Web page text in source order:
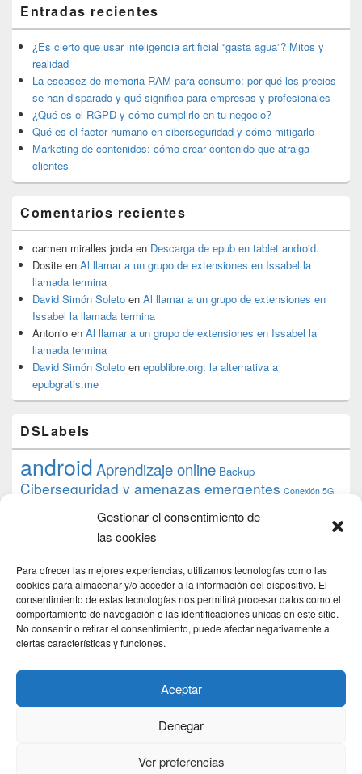
Gestionar el consentimiento de
las cookies
Para ofrecer las mejores experiencias, utilizamos tecnologías como las
cookies para almacenar y/o acceder a la información del dispositivo. El
consentimiento de estas tecnologías nos permitirá procesar datos como el
comportamiento de navegación o las identificaciones únicas en este sitio.
No consentir o retirar el consentimiento, puede afectar negativamente a
ciertas características y funciones.
Aceptar
Denegar
Ver preferencias
área
de
widget
barra
lateral
primaria
Entradas recientes
¿Es cierto que usar inteligencia artificial “gasta agua”? Mitos y
realidad
La escasez de memoria RAM para consumo: por qué los precios
se han disparado y qué significa para empresas y profesionales
¿Qué es el RGPD y cómo cumplirlo en tu negocio?
Qué es el factor humano en ciberseguridad y cómo mitigarlo
Marketing de contenidos: cómo crear contenido que atraiga
clientes
Comentarios recientes
carmen miralles jorda en Descarga de epub en tablet android.
Dosite en Al llamar a un grupo de extensiones en Issabel la
llamada termina
David Simón Soleto en Al llamar a un grupo de extensiones en
Issabel la llamada termina
Antonio en Al llamar a un grupo de extensiones en Issabel la
llamada termina
David Simón Soleto en epublibre.org: la alternativa a
epubgratis.me
DSLabels
androidAprendizaje online Backup
Ciberseguridad y amenazas emergentes Conexión 5G
datos debian desarrollo web
Formación Google
iphone
proyecto PS4 python Raspberryraspberrypi
raspbian review Servidor Web Sostenibilidad
tecnológicaTecnología torrent
transmissiontutorial ubuntu server Windows
Theme: Catch Box byCatch Themes